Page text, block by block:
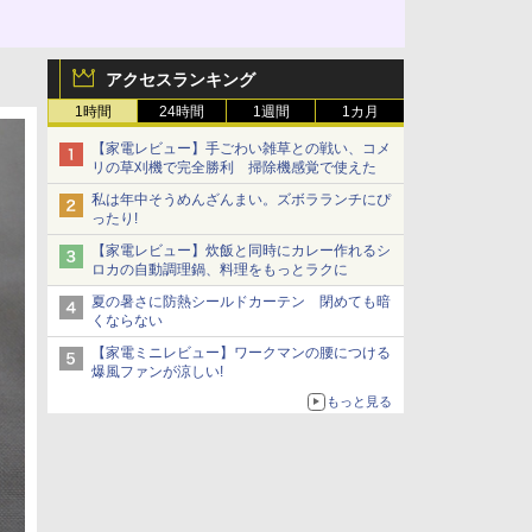
アクセスランキング
1時間 24時間 1週間 1カ月
【家電レビュー】手ごわい雑草との戦い、コメ
リの草刈機で完全勝利 掃除機感覚で使えた
私は年中そうめんざんまい。ズボラランチにぴ
ったり!
【家電レビュー】炊飯と同時にカレー作れるシ
ロカの自動調理鍋、料理をもっとラクに
夏の暑さに防熱シールドカーテン 閉めても暗
くならない
【家電ミニレビュー】ワークマンの腰につける
爆風ファンが涼しい!
もっと見る